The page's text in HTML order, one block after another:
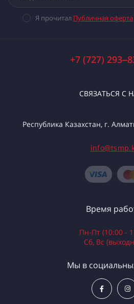
Я прочитал Публичная оферта
+7 (727)
СВЯЗАТЬСЯ С
Республика Казахстан, г.
Время
Пн-Пт (10:00 -
Сб, Вс
Мы в